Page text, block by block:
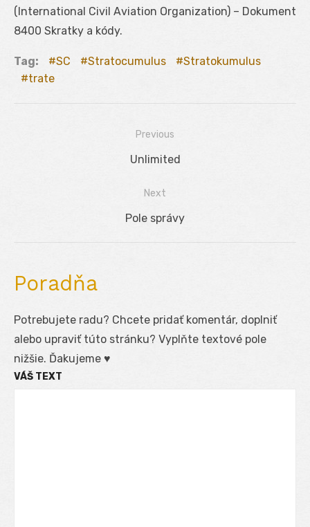
(International Civil Aviation Organization) – Dokument
8400 Skratky a kódy.
Tag: SC Stratocumulus
Stratokumulus
trate
Previous
Previous
Unlimited
Next
Next
Pole správy
Poradňa
Potrebujete radu? Chcete pridať komentár, doplniť
alebo upraviť túto stránku? Vyplňte textové pole
nižšie. Ďakujeme ♥
VÁŠ TEXT